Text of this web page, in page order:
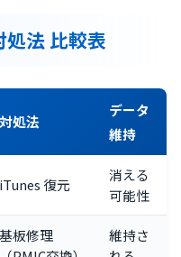
法 比較表
対処法
データ
維持
iTunes 復元
消える
可能性
基板修理
維持さ